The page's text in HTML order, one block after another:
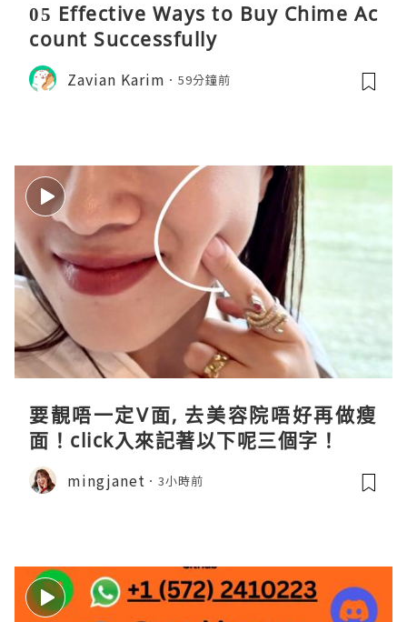
05 Effective Ways to Buy Chime Ac
count Successfully
Zavian Karim 59分鐘前
要靚唔一定V面, 去美容院唔好再做瘦
面！click入來記著以下呢三個字！
mingjanet 3小時前